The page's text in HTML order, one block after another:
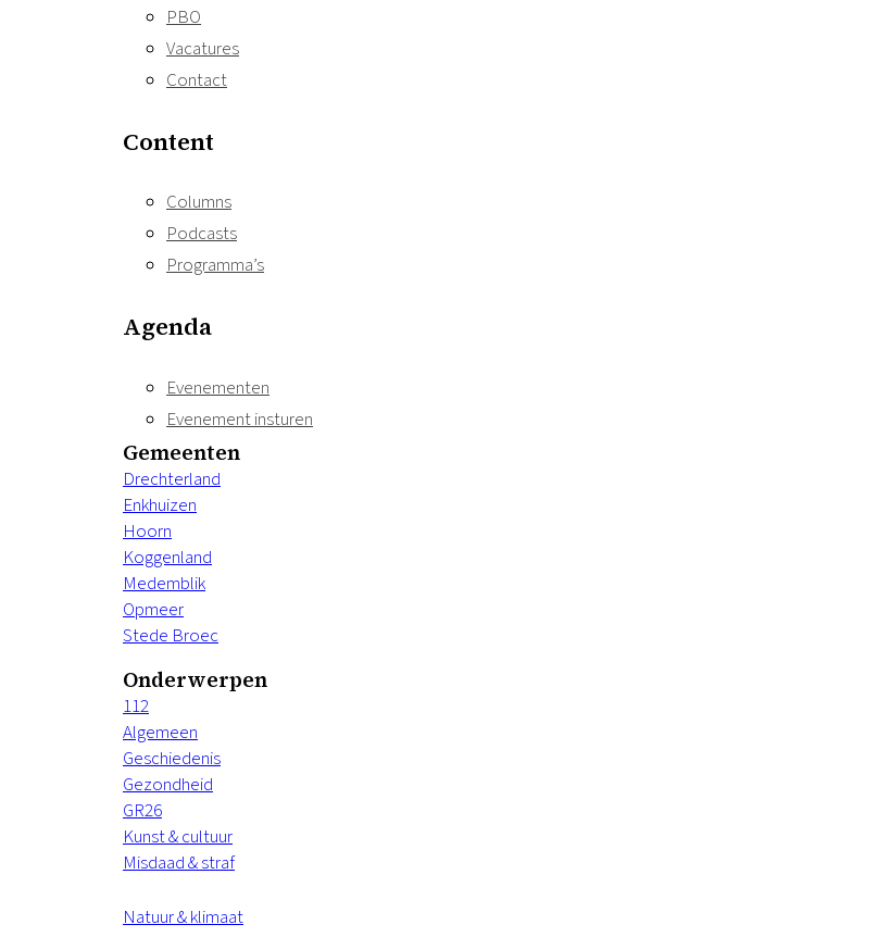
PBO
Vacatures
Contact
Content
Columns
Podcasts
Programma’s
Agenda
Evenementen
Evenement insturen
Gemeenten
Drechterland
Enkhuizen
Hoorn
Koggenland
Medemblik
Opmeer
Stede Broec
Onderwerpen
112
Algemeen
Geschiedenis
Gezondheid
GR26
Kunst & cultuur
Misdaad & straf
Natuur & klimaat